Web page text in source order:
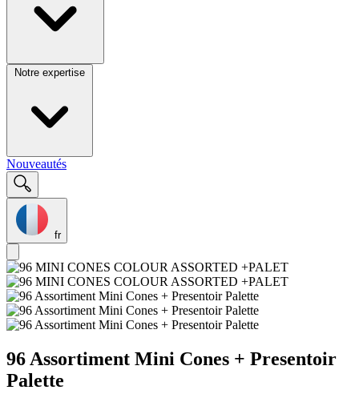
Notre expertise
Nouveautés
fr
96 Assortiment Mini Cones + Presentoir
Palette